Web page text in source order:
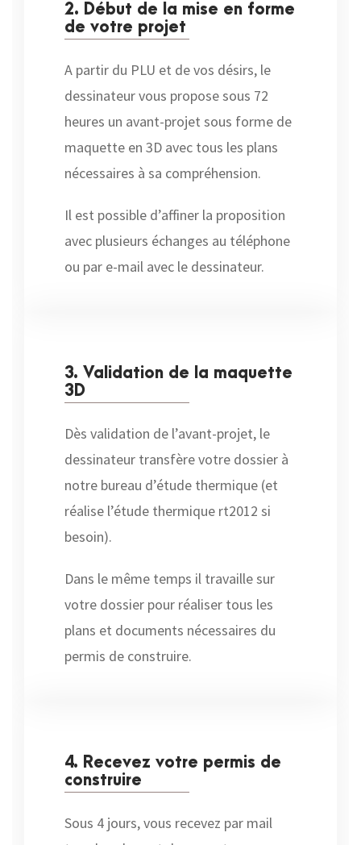
2. Début de la mise en forme
de votre projet
A partir du PLU et de vos désirs, le
dessinateur vous propose sous 72
heures un avant-projet sous forme de
maquette en 3D avec tous les plans
nécessaires à sa compréhension.
Il est possible d’affiner la proposition
avec plusieurs échanges au téléphone
ou par e-mail avec le dessinateur.
3. Validation de la maquette
3D
Dès validation de l’avant-projet, le
dessinateur transfère votre dossier à
notre bureau d’étude thermique (et
réalise l’étude thermique rt2012 si
besoin).
Dans le même temps il travaille sur
votre dossier pour réaliser tous les
plans et documents nécessaires du
permis de construire.
4. Recevez votre permis de
construire
Sous 4 jours, vous recevez par mail